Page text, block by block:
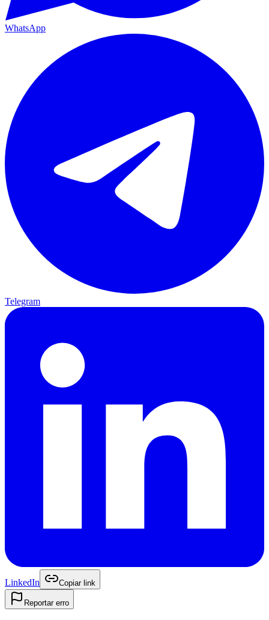
WhatsApp
Telegram
LinkedIn Copiar link
Reportar erro